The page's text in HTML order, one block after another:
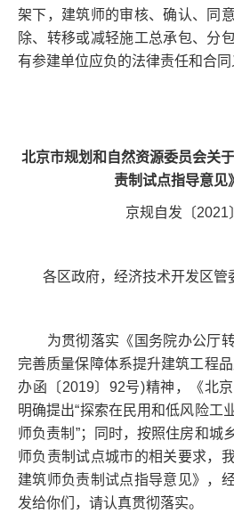
架下，建筑师的审核、确认、同
除、转移或减轻施工总承包、分
有参建单位应负的法律责任和合同
北京市规划和自然资源委员会关
责制试点指导意见
京规自发〔2021
各区政府，经济技术开发区管
为贯彻落实《国务院办公厅转
完善质量保障体系提升建筑工程
办函〔2019〕92号)精神，《北
明确提出“探索在民用和低风险工
师负责制”；同时，按照住房和城
师负责制试点城市的相关要求，
建筑师负责制试点指导意见》，
发给你们，请认真贯彻落实。